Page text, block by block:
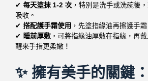
✔每天塗抹 1-2 次 ，特別是洗手或洗碗後
吸收。
✔搭配護手霜使用 ，先塗指緣油再擦護手
✔ 睡前厚敷 ，可將指緣油厚敷在指緣，再
醒來手指更柔嫩！
✨ 擁有美手的關鍵